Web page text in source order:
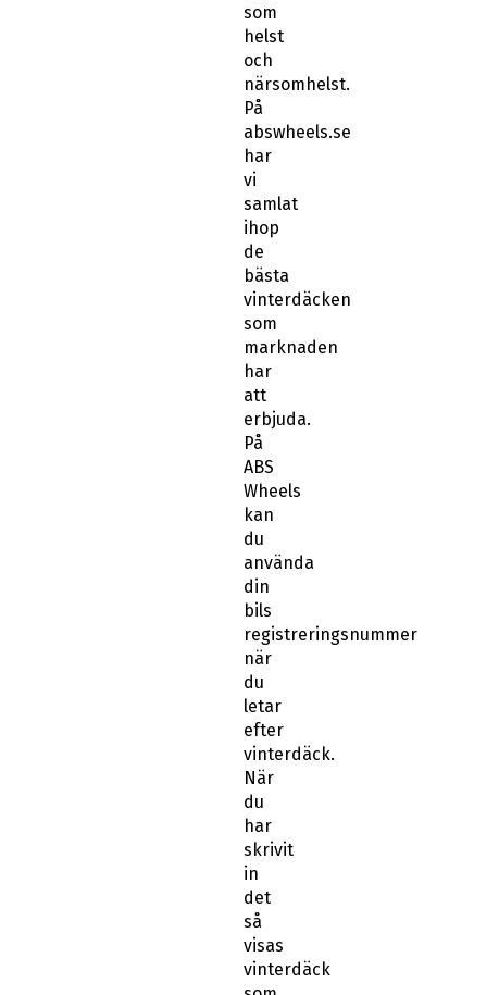
som
helst
och
närsomhelst.
På
abswheels.se
har
vi
samlat
ihop
de
bästa
vinterdäcken
som
marknaden
har
att
erbjuda.
På
ABS
Wheels
kan
du
använda
din
bils
registreringsnummer
när
du
letar
efter
vinterdäck.
När
du
har
skrivit
in
det
så
visas
vinterdäck